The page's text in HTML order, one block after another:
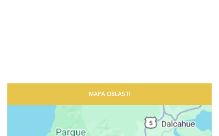
MAPA OBLASTI